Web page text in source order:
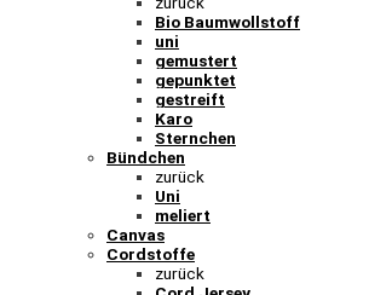
Bio Baumwollstoff
uni
gemustert
gepunktet
gestreift
Karo
Sternchen
Bündchen
zurück
Uni
meliert
Canvas
Cordstoffe
zurück